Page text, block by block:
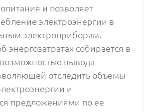
и позволяет
электроэнергии в
электроприборам.
собирается в
вывода
отследить объемы
и
предложениями по ее